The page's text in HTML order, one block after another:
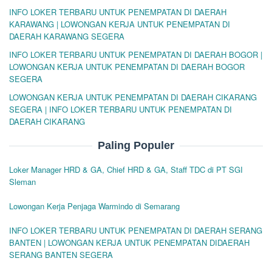
INFO LOKER TERBARU UNTUK PENEMPATAN DI DAERAH
KARAWANG | LOWONGAN KERJA UNTUK PENEMPATAN DI
DAERAH KARAWANG SEGERA
INFO LOKER TERBARU UNTUK PENEMPATAN DI DAERAH BOGOR |
LOWONGAN KERJA UNTUK PENEMPATAN DI DAERAH BOGOR
SEGERA
LOWONGAN KERJA UNTUK PENEMPATAN DI DAERAH CIKARANG
SEGERA | INFO LOKER TERBARU UNTUK PENEMPATAN DI
DAERAH CIKARANG
Paling Populer
Loker Manager HRD & GA, Chief HRD & GA, Staff TDC di PT SGI
Sleman
Lowongan Kerja Penjaga Warmindo di Semarang
INFO LOKER TERBARU UNTUK PENEMPATAN DI DAERAH SERANG
BANTEN | LOWONGAN KERJA UNTUK PENEMPATAN DIDAERAH
SERANG BANTEN SEGERA